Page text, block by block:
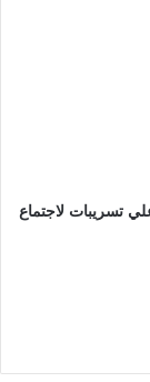
تسريبات لاجتماع